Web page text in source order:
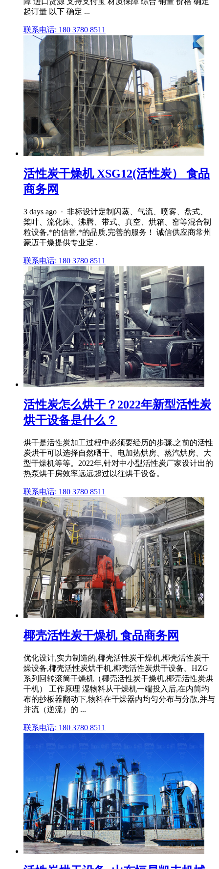
起订量 以下 确定 ...
联系电话: 180 3780 8511
活性炭干燥机 XSG12(活性炭） 食品
商务网
3 days ago · 非标设计定制闪蒸、气流、喷雾、盘式、
桨叶、流化床、沸腾、带式、真空、烘箱、窑等混合制
粒设备,*的信誉,*的品质,完善的服务！ 诚信供应商常州
豪迈干燥提供专业定 .
联系电话: 180 3780 8511
活性炭怎么烘干？2022年新型活性炭
烘干设备是什么？
烘干是活性炭加工过程中必须要经历的步骤,之前的活性
炭烘干可以选择自然晒干、电加热烘房、蒸汽烘房、大
型干燥机等等。2022年,针对中小型活性炭厂家设计出的
热泵烘干房效率远远超过以往烘干设备。
联系电话: 180 3780 8511
椰壳活性炭干燥机 食品商务网
优化设计,实力制造的,椰壳活性炭干燥机,椰壳活性炭干
燥设备,椰壳活性炭烘干机,椰壳活性炭烘干设备。HZG
系列回转滚筒干燥机（椰壳活性炭干燥机,椰壳活性炭烘
干机） 工作原理 湿物料从干燥机一端投入后,在内筒均
布的抄板器翻动下,物料在干燥器内均匀分布与分散,并与
并流（逆流）的 ...
联系电话: 180 3780 8511